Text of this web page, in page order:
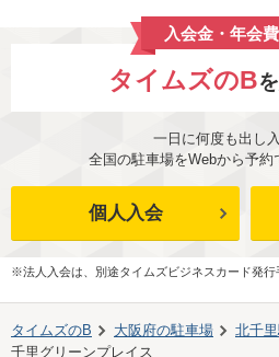
入会金・年会
タイムズのB
一日に何度も出し
全国の駐車場をWebから予約
個人入会
※法人入会は、別途タイムズビジネスカード発行
タイムズのB 大阪府の駐車場 北千
千里グリーンプレイス